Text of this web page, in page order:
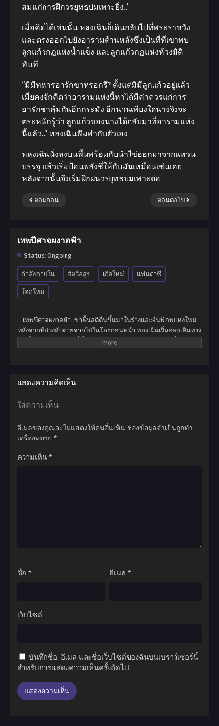
สมแก่การฝึกวรยุทธบ่มเพาะยิ่ง..’
เมื่อคิดได้เช่นนั้น หลงเฉินก็เดินกลับไปที่พระราชวัง
และตรงออกไปยังอารามด้านหลังซึ่งเป็นที่ที่เขาพบ
ลูกแก้วกฏแห่งน้ำแข็ง และลูกแก้วกฏแห่งห้วงมิติ
ทันที
“มิมีทหารอารักขาหรอกรึ? ตั้งแต่มิมีลูกแก้วอยู่แล้ว
เมี่ยคงจักคิดว่าอารามแห่งนี้หาได้มีค่าควรแก่การ
อารักขาคุ้มกันอีกกระมัง อีกนานเพียงใดนางจึงจะ
ตระหนักรู้ว่า ลูกแก้วของนางได้กลับมาที่อารามแห่ง
นี้แล้ว..” หลงเฉินพึมพำกับตัวเอง
หลงเฉินนั่งลงบนพื้นพร้อมกับนำไข่ออกมาจากแหวน
บรรจุ แล้วเริ่มป้อนพลังชี่ให้กับมันเหมือนเช่นเคย
หลังจากนั้นจึงเริ่มฝึกฝนวรยุทธบ่มเพาะต่อ
ตอนก่อน ตอนต่อไป
เทพปีศาจผงาดฟ้า
Status: Ongoing
กำลังภายใน สัตว์อสูร เกิดใหม่ แฟนตาซี
โลกใหม่
เทพปีศาจผงาดฟ้า เขาฟื้นสติตื่นขึ้นมาในร่างและผืนพิภพแห่งใหม่
หลังจากที่ล่วงลับตายจากไปในโลกก่อนหน้า หลงเฉินเริ่มออกเดินทาง
ครั้งใหม่ในผืนพิภพที่เต็มไปด้วยเทพเซียนและมารปีศาจ สิ่งมีชีวิต
ฝ่าฟันอุปสรรคมากมายเกินคณานับ สังหารทุกคนที่เข้าขัดขวาง ยอด
ผู้ฝึกยุทธ์พเนจรท่องโลกาท้ายุทธภพสุดขอบฟ้า จนกลายเป็นที่รู้จักใน
นามเทพปีศาจแห่งจักรวาล ปกครองความเป็นและความตาย แม้กระ
แสดงความคิดเห็น
ใส่ความเห็น
อีเมลของคุณจะไม่แสดงให้คนอื่นเห็น ช่องข้อมูลจำเป็นถูกทำ
เครื่องหมาย *
ความเห็น *
ชื่อ * อีเมล *
เว็บไซต์
บันทึกชื่อ, อีเมล และชื่อเว็บไซต์ของฉันบนเบราว์เซอร์นี้
สำหรับการแสดงความเห็นครั้งถัดไป